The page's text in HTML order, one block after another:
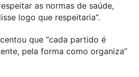
as normas de saúde,
logo que respeitaria”.
que “cada partido é
pela forma como organiza”